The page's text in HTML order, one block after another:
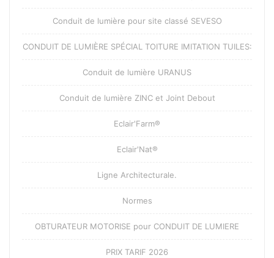
Conduit de lumière pour site classé SEVESO
CONDUIT DE LUMIÈRE SPÉCIAL TOITURE IMITATION TUILES:
Conduit de lumière URANUS
Conduit de lumière ZINC et Joint Debout
Eclair'Farm®
Eclair'Nat®
Ligne Architecturale.
Normes
OBTURATEUR MOTORISE pour CONDUIT DE LUMIERE
PRIX TARIF 2026